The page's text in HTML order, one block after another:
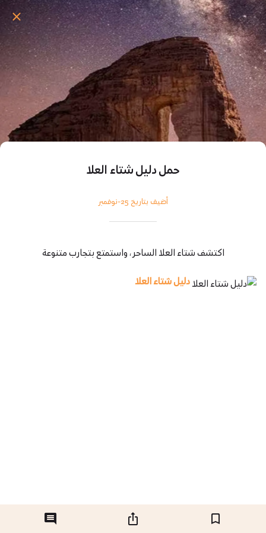
حمل دليل شتاء العلا
أضيف بتاريخ 25-نوفمبر
اكتشف شتاء العلا الساحر ، واستمتع بتجارب متنوعة
دليل شتاء العلا